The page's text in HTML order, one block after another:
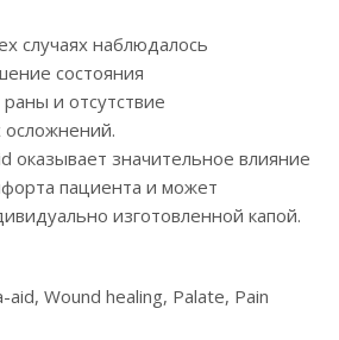
случаях наблюдалось
состояния
и отсутствие
оказывает значительное влияние
пациента и может
изготовленной капой.
Wound healing, Palate, Pain